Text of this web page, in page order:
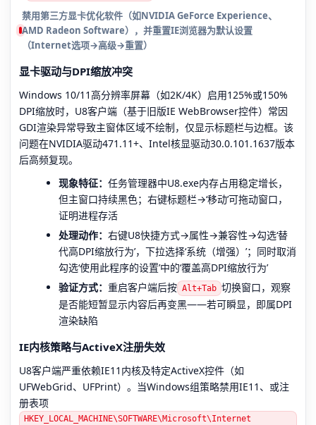
禁用第三方显卡优化软件（如NVIDIA GeForce Experience、
AMD Radeon Software），并重置IE浏览器为默认设置
（Internet选项→高级→重置）
显卡驱动与DPI缩放冲突
Windows 10/11高分辨率屏幕（如2K/4K）启用125%或150%
DPI缩放时，U8客户端（基于旧版IE WebBrowser控件）常因
GDI渲染异常导致主窗体区域不绘制，仅显示标题栏与边框。该
问题在NVIDIA驱动471.11+、Intel核显驱动30.0.101.1637版本
后高频复现。
现象特征： 任务管理器中U8.exe内存占用稳定增长，
但主窗口持续黑色；右键标题栏→‘移动’可拖动窗口，
证明进程存活
处理动作： 右键U8快捷方式→属性→兼容性→勾选‘替
代高DPI缩放行为’，下拉选择‘系统（增强）’；同时取消
勾选‘使用此程序的设置’中的‘覆盖高DPI缩放行为’
验证方式： 重启客户端后按 Alt+Tab 切换窗口，观察
是否能短暂显示内容后再变黑——若可瞬显，即属DPI
渲染缺陷
IE内核策略与ActiveX注册失效
U8客户端严重依赖IE11内核及特定ActiveX控件（如
UFWebGrid、UFPrint）。当Windows组策略禁用IE11、或注
册表项
HKEY_LOCAL_MACHINE\SOFTWARE\Microsoft\Internet